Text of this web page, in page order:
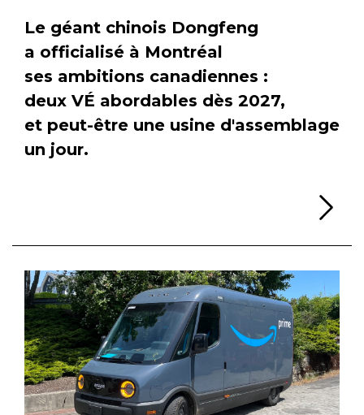
Le géant chinois Dongfeng
a officialisé à Montréal
ses ambitions canadiennes :
deux VÉ abordables dès 2027,
et peut-être une usine d'assemblage
un jour.